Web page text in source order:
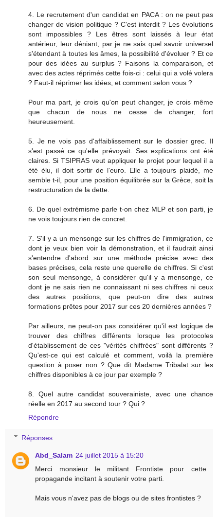
4. Le recrutement d'un candidat en PACA : on ne peut pas
changer de vision politique ? C'est interdit ? Les évolutions
sont impossibles ? Les êtres sont laissés à leur état
antérieur, leur déniant, par je ne sais quel savoir universel
s'étendant à toutes les âmes, la possibilité d'évoluer ? Et ce
pour des idées au surplus ? Faisons la comparaison, et
avec des actes réprimés cette fois-ci : celui qui a volé volera
? Faut-il réprimer les idées, et comment selon vous ?
Pour ma part, je crois qu'on peut changer, je crois même
que chacun de nous ne cesse de changer, fort
heureusement.
5. Je ne vois pas d'affaiblissement sur le dossier grec. Il
s'est passé ce qu'elle prévoyait. Ses explications ont été
claires. Si TSIPRAS veut appliquer le projet pour lequel il a
été élu, il doit sortir de l'euro. Elle a toujours plaidé, me
semble t-il, pour une position équilibrée sur la Grèce, soit la
restructuration de la dette.
6. De quel extrémisme parle t-on chez MLP et son parti, je
ne vois toujours rien de concret.
7. S'il y a un mensonge sur les chiffres de l'immigration, ce
dont je veux bien voir la démonstration, et il faudrait ainsi
s'entendre d'abord sur une méthode précise avec des
bases précises, cela reste une querelle de chiffres. Si c'est
son seul mensonge, à considérer qu'il y a mensonge, ce
dont je ne sais rien ne connaissant ni ses chiffres ni ceux
des autres positions, que peut-on dire des autres
formations prêtes pour 2017 sur ces 20 dernières années ?
Par ailleurs, ne peut-on pas considérer qu'il est logique de
trouver des chiffres différents lorsque les protocoles
d'établissement de ces "vérités chiffrées" sont différents ?
Qu'est-ce qui est calculé et comment, voilà la première
question à poser non ? Que dit Madame Tribalat sur les
chiffres disponibles à ce jour par exemple ?
8. Quel autre candidat souverainiste, avec une chance
réelle en 2017 au second tour ? Qui ?
Répondre
Réponses
Abd_Salam 24 juillet 2015 à 15:20
Merci monsieur le militant Frontiste pour cette
propagande incitant à soutenir votre parti.
Mais vous n'avez pas de blogs ou de sites frontistes ?